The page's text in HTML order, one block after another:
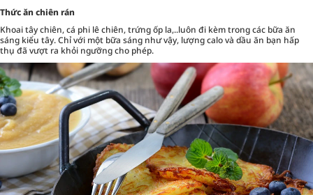
Thức ăn chiên rán
Khoai tây chiên, cá phi lê chiên, trứng ốp la,..luôn đi kèm trong các bữa ăn
sáng kiểu tây. Chỉ với một bữa sáng như vậy, lượng calo và dầu ăn bạn hấp
thụ đã vượt ra khỏi ngưỡng cho phép.